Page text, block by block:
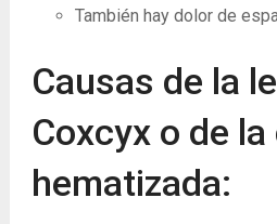
También hay dolor de
Causas de la
Coxcyx o de
hematizada: